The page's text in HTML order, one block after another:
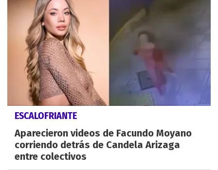
ESCALOFRIANTE
Aparecieron videos de Facundo Moyano
corriendo detrás de Candela Arizaga
entre colectivos